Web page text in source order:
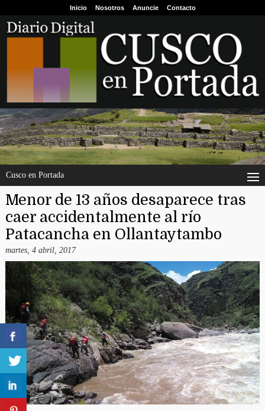
Inicio Nosotros Anuncie Contacto
Cusco en Portada
Menor de 13 años desaparece tras
caer accidentalmente al río
Patacancha en Ollantaytambo
martes, 4 abril, 2017